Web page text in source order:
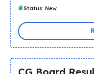
Status: New
CG Board